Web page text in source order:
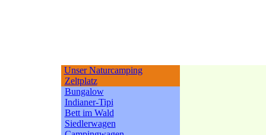
Unser Naturcamping
Zeltplatz
Bungalow
Indianer-Tipi
Bett im Wald
Siedlerwagen